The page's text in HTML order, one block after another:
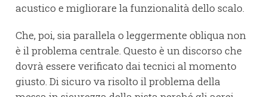
acustico e migliorare la funzionalità dello scalo.
Che, poi, sia parallela o leggermente obliqua non
è il problema centrale. Questo è un discorso che
dovrà essere verificato dai tecnici al momento
giusto. Di sicuro va risolto il problema della